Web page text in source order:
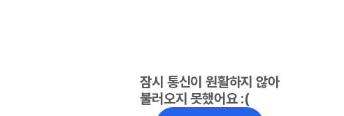
잠시 통신이 원활하지 않아
불러오지 못했어요 :(